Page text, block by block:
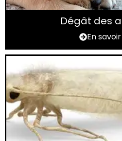
Dégât des
En